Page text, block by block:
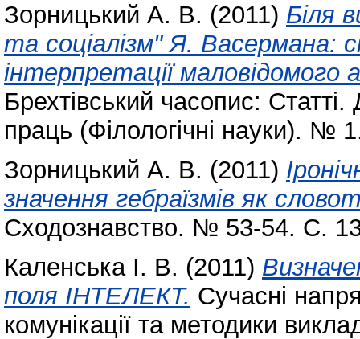
Зорницький А. В. (2011) Біля
та соціалізм" Я. Васермана:
інтерпретації
Брехтівський часопис:
праць (Філологічні науки). №
Зорницький А. В. (2011)
значення гебраїзмів як
Сходознавство. № 53-54. С.
Каленська І. В. (2011)
поля ІНТЕЛЕКТ. Cучасні
комунікації та методики